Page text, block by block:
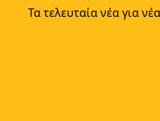
Τα τελευταία νέα για